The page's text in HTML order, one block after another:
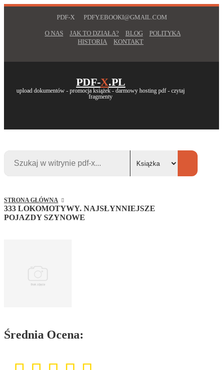
PDF-X PDFY.EBOOKI@GMAIL.COM
O NAS JAK TO DZIAŁA? BLOG
POLITYKA
HISTORIA
KONTAKT
PDF-X.PL
upload dokumentów - promocja książek - darmowy hosting pdf - czytaj
fragmenty
STRONA GŁÓWNA
333 LOKOMOTYWY. NAJSŁYNNIEJSZE
POJAZDY SZYNOWE
Średnia Ocena: